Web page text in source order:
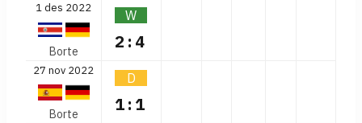
1 des 2022
Borte
W
2:4
27 nov 2022
Borte
D
1:1